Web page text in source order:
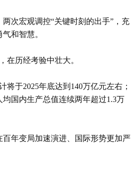
次宏观调控“关键时刻的出手”，充
和智慧。
在历经考验中壮大。
于2025年底达到140万亿元左右；
国内生产总值连续两年超过1.3万
年变局加速演进、国际形势更加严